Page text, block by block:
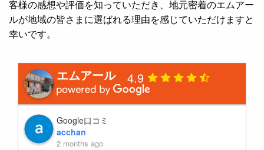
客様の感想や評価を知っていただき、地元密着のエムアー
ルが地域の皆さまに選ばれる理由を感じていただけますと
幸いです。
エムアール 4.9
Google口コミ
acchan
2 months ago